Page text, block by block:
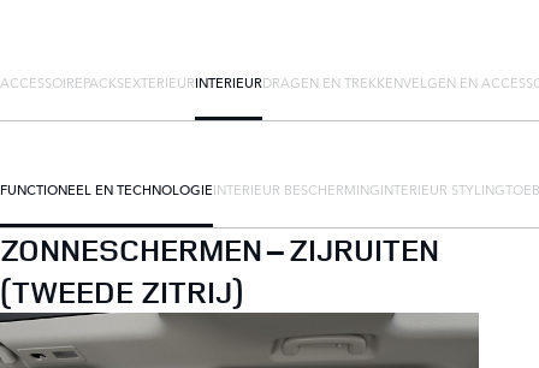
ACCESSOIREPACKSEXTERIEURINTERIEURDRAGEN EN TREKKENVELGEN EN
FUNCTIONEEL EN TECHNOLOGIEINTERIEUR BESCHERMINGINTERIEUR STYLING
ZONNESCHERMEN – ZIJRUITEN
(TWEEDE ZITRIJ)